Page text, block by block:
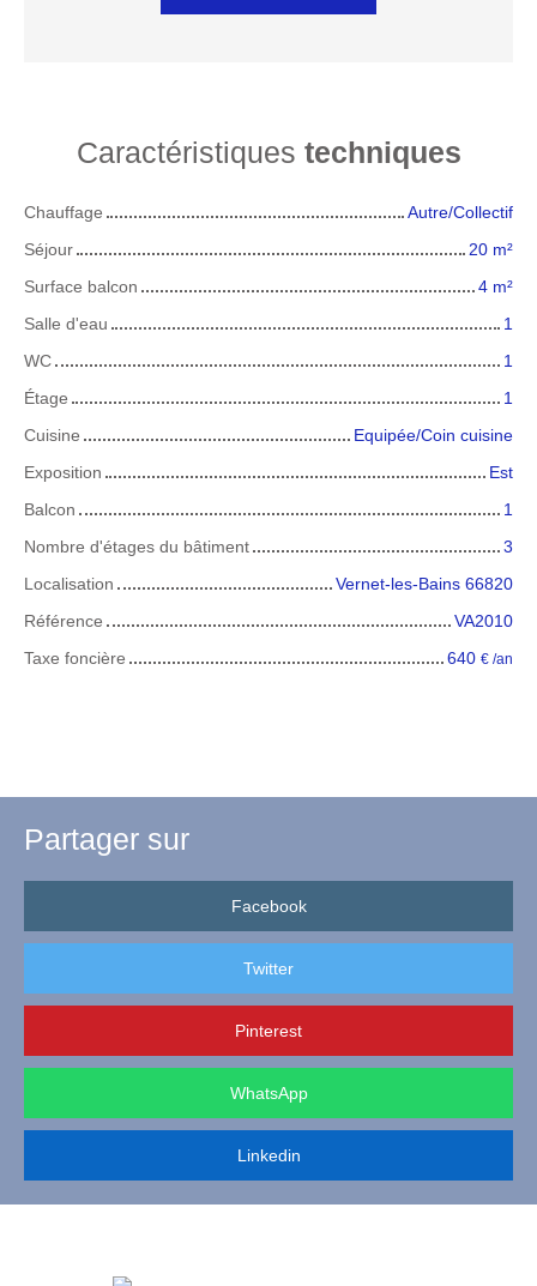
Caractéristiques techniques
Chauffage
Autre/Collectif
Séjour
20 m²
Surface balcon
4 m²
Salle d'eau
1
WC
1
Étage
1
Cuisine
Equipée/Coin cuisine
Exposition
Est
Balcon
1
Nombre d'étages du bâtiment
3
Localisation
Vernet-les-Bains 66820
Référence
VA2010
Taxe foncière
640 € /an
Partager sur
Facebook
Twitter
Pinterest
WhatsApp
Linkedin